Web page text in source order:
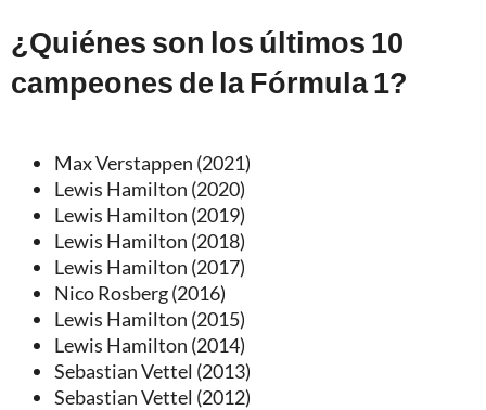
¿Quiénes son los últimos 10
campeones de la Fórmula 1?
Max Verstappen (2021)
Lewis Hamilton (2020)
Lewis Hamilton (2019)
Lewis Hamilton (2018)
Lewis Hamilton (2017)
Nico Rosberg (2016)
Lewis Hamilton (2015)
Lewis Hamilton (2014)
Sebastian Vettel (2013)
Sebastian Vettel (2012)